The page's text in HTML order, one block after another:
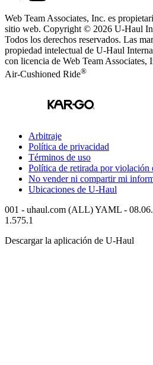
Web Team Associates, Inc. es
sitio web. Copyright © 2026 U-Haul
Todos los derechos reservados. Las
propiedad intelectual de U-Haul
con licencia de Web Team Associates,
Air-Cushioned Ride®
Arbitraje
Política de privacidad
Términos de uso
Política de retirada por violación
No vender ni compartir mi
Ubicaciones de U-Haul
001 - uhaul.com (ALL) YAML -
1.575.1
Descargar la aplicación de U-Haul